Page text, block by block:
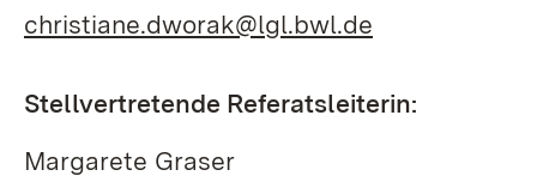
christiane.dworak@lgl.bwl.de
Stellvertretende Referatsleiterin:
Margarete Graser